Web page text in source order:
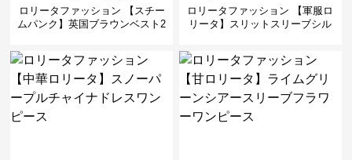
ロリータファッション 【スチー
ムパンク】英国ブラウンベスト2
ロリータファッション 【軍服ロ
リータ】スリットスリーブシル